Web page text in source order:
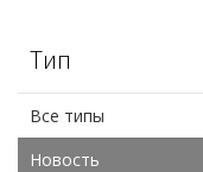
Тип
Все типы
Новость